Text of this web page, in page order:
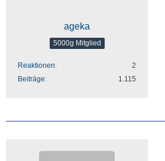
ageka
5000g Mitglied
Reaktionen
2
Beiträge
1.115